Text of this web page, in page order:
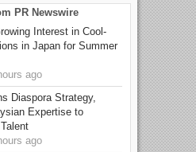
PR Newswire
Interest in Cool-
in Japan for Summer
ago
Diaspora Strategy,
Expertise to
ago